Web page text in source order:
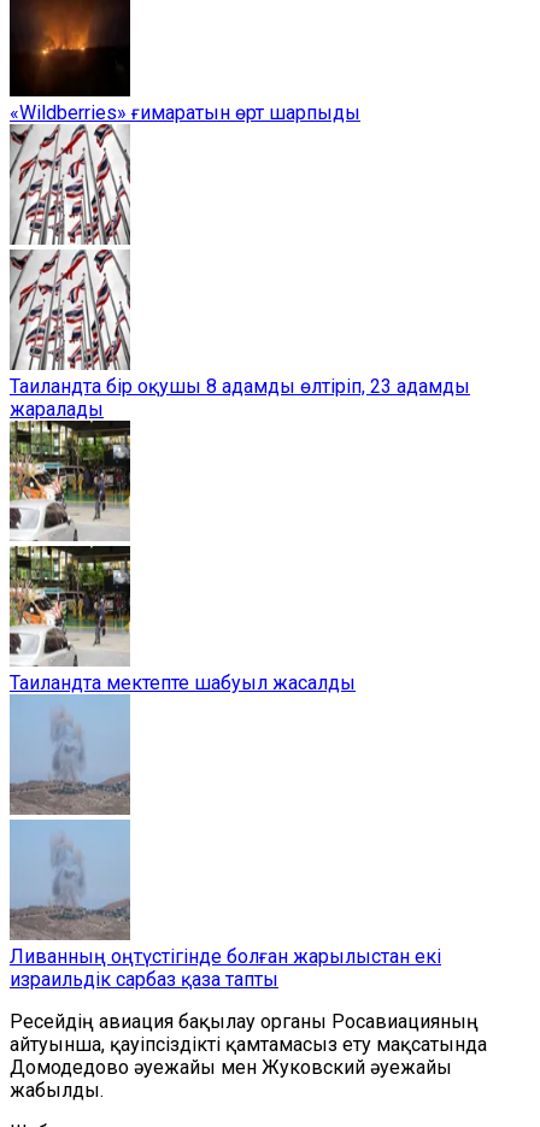
«Wildberries» ғимаратын өрт шарпыды
Таиландта бір оқушы 8 адамды өлтіріп, 23 адамды
жаралады
Таиландта мектепте шабуыл жасалды
Ливанның оңтүстігінде болған жарылыстан екі
израильдік сарбаз қаза тапты
Ресейдің авиация бақылау органы Росавиацияның
айтуынша, қауіпсіздікті қамтамасыз ету мақсатында
Домодедово әуежайы мен Жуковский әуежайы
жабылды.